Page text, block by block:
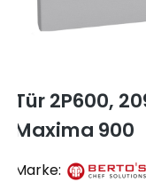
Tür 2P600,
Maxima 900
Marke: